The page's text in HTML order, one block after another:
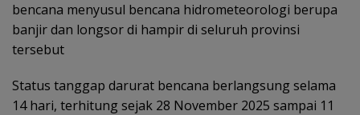
bencana menyusul bencana hidrometeorologi berupa
banjir dan longsor di hampir di seluruh provinsi
tersebut
Status tanggap darurat bencana berlangsung selama
14 hari, terhitung sejak 28 November 2025 sampai 11